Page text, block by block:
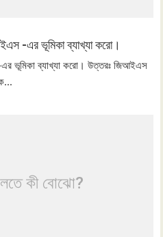
-এর ভূমিকা ব্যাখ্যা করো।
ভূমিকা ব্যাখ্যা করো। উত্তরঃ জিআইএস
কী বোঝো?